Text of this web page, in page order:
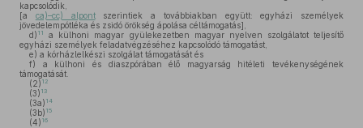
kapcsolódik,
[a ca)–cc) alpontszerintiek a továbbiakban együtt: egyházi személyek
jövedelempótléka és zsidó örökség ápolása céltámogatás],
d) 11
a külhoni magyar gyülekezetben magyar nyelven szolgálatot teljesítő
egyházi személyek feladatvégzéséhez kapcsolódó támogatást,
e) a kórházlelkészi szolgálat támogatását és
f) a külhoni és diaszpórában élő magyarság hitéleti tevékenységének
támogatását.
(2) 12
(3) 13
(3a) 14
(3b) 15
(4) 16